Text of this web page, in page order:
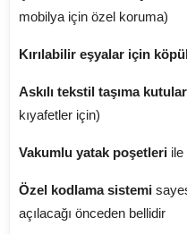
mobilya için özel koruma)
Kırılabilir eşyalar için
Askılı tekstil taşıma
kıyafetler için)
Vakumlu yatak poşetleri
Özel kodlama sistemi
açılacağı önceden bellidir